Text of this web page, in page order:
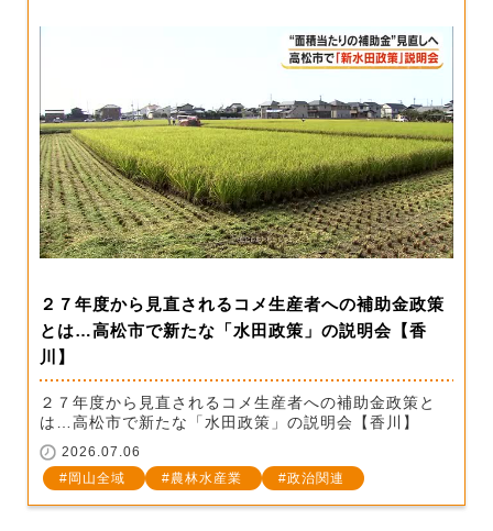
２７年度から見直されるコメ生産者への補助金政策
とは…高松市で新たな「水田政策」の説明会【香
川】
２７年度から見直されるコメ生産者への補助金政策と
は…高松市で新たな「水田政策」の説明会【香川】
2026.07.06
岡山全域
農林水産業 政治関連